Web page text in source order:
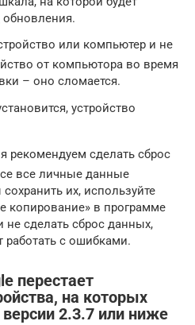
обновления.
или компьютер и не
от компьютора во время
– оно сломается.
устройство
рекомендуем сделать сброс
все личные данные
их, используйте
копирование» в программе
не сделать сброс данных,
работать с ошибками.
перестает
на которых
2.3.7 или ниже